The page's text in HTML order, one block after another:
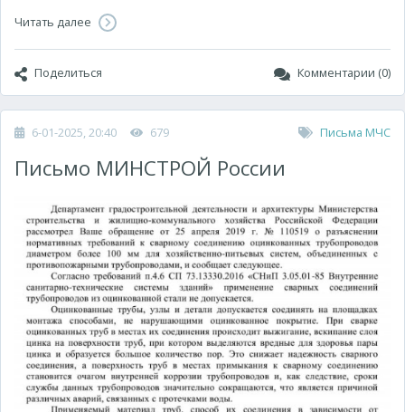
Читать далее
Поделиться Комментарии (0)
6-01-2025, 20:40 679 Письма МЧС
Письмо МИНСТРОЙ России